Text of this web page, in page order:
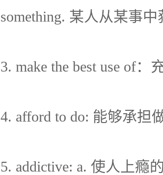
something. 某人从某事中
3. make the best use of：
4. afford to do: 能够承担
5. addictive: a. 使人上瘾